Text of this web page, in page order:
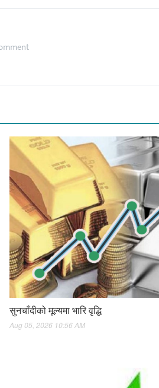
सुनचाँदीको मूल्यमा भारि वृद्धि
Aug 05, 2026 10:56 AM